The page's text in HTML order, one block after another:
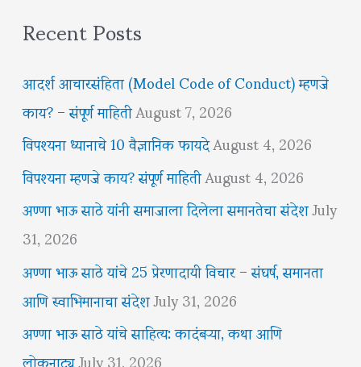
Recent Posts
आदर्श आचारसंहिता (Model Code of Conduct) म्हणजे
काय? – संपूर्ण माहितीAugust 7, 2026
विपश्यना ध्यानाचे 10 वैज्ञानिक फायदेAugust 4, 2026
विपश्यना म्हणजे काय? संपूर्ण माहितीAugust 4, 2026
अण्णा भाऊ साठे यांनी समाजाला दिलेला समानतेचा संदेशJuly
31, 2026
अण्णा भाऊ साठे यांचे 25 प्रेरणादायी विचार – संघर्ष, समानता
आणि स्वाभिमानाचा संदेशJuly 31, 2026
अण्णा भाऊ साठे यांचे साहित्य: कादंबऱ्या, कथा आणि